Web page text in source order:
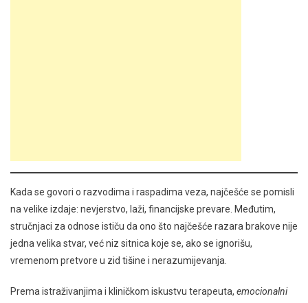
Kada se govori o razvodima i raspadima veza, najčešće se pomisli
na velike izdaje: nevjerstvo, laži, financijske prevare. Međutim,
stručnjaci za odnose ističu da ono što najčešće razara brakove nije
jedna velika stvar, već niz sitnica koje se, ako se ignorišu,
vremenom pretvore u zid tišine i nerazumijevanja.
Prema istraživanjima i kliničkom iskustvu terapeuta, emocionalni